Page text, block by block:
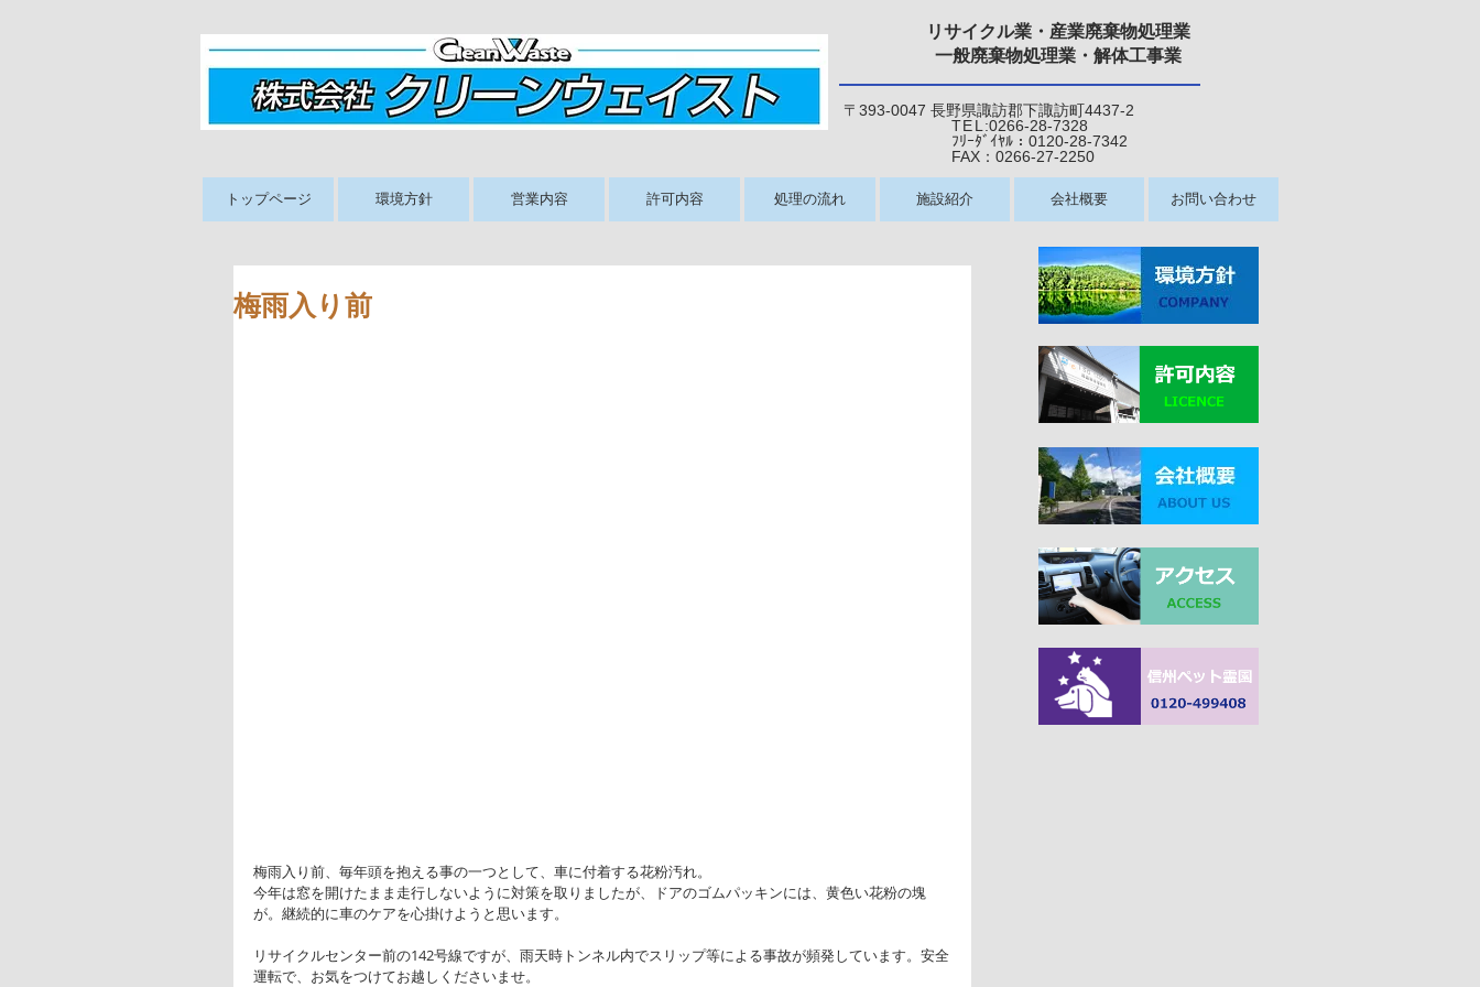
リサイクル業・産業廃棄物処理業
一般廃棄物処理業・解体工事業
〒393-0047 長野県諏訪郡下諏訪町4437-2
TEL :0266-28-7328
ﾌﾘｰﾀﾞｲﾔﾙ：0120-28-7342
​ FAX：0266-27-2250
トップページ 環境方針 営業内容 許可内容 処理の流れ 施設紹介 会社概要 お問い合わせ
梅雨入り前
梅雨入り前、毎年頭を抱える事の一つとして、車に付着する花粉汚れ。
今年は窓を開けたまま走行しないように対策を取りましたが、ドアのゴムパッキンには、黄色い花粉の塊
が。継続的に車のケアを心掛けようと思います。
リサイクルセンター前の142号線ですが、雨天時トンネル内でスリップ等による事故が頻発しています。安全
運転で、お気をつけてお越しくださいませ。